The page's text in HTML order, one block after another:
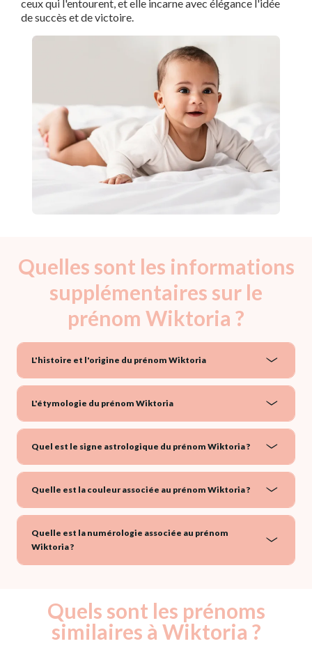
ceux qui l'entourent, et elle incarne avec élégance l'idée
de succès et de victoire.
Quelles sont les informations
supplémentaires sur le
prénom Wiktoria ?
L'histoire et l'origine du prénom Wiktoria
L'étymologie du prénom Wiktoria
Quel est le signe astrologique du prénom Wiktoria ?
Quelle est la couleur associée au prénom Wiktoria ?
Quelle est la numérologie associée au prénom
Wiktoria ?
Quels sont les prénoms
similaires à Wiktoria ?